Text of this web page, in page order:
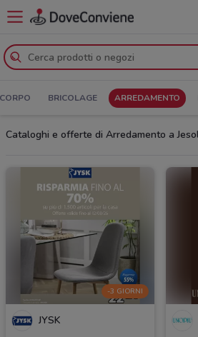
BRICOLAGE ARREDAMENTO
Cataloghi e offerte di Arredamento a
-3 GIORNI
JYSK